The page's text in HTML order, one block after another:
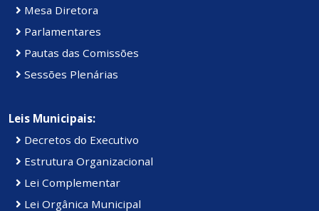
Mesa Diretora
Parlamentares
Pautas das Comissões
Sessões Plenárias
Leis Municipais:
Decretos do Executivo
Estrutura Organizacional
Lei Complementar
Lei Orgânica Municipal